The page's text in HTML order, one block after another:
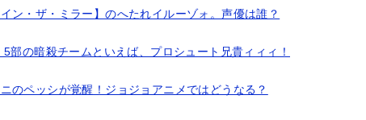
イン・ザ・ミラー】のへたれイルーゾォ。声優は誰？
5部の暗殺チームといえば、プロシュート兄貴ィィィ！
のペッシが覚醒！ジョジョアニメではどうなる？